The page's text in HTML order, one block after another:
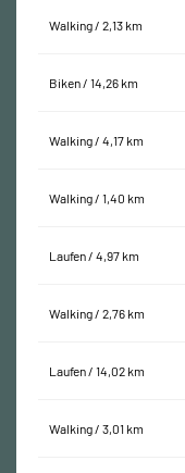
Walking / 2,13 km
Biken / 14,26 km
Walking / 4,17 km
Walking / 1,40 km
Laufen / 4,97 km
Walking / 2,76 km
Laufen / 14,02 km
Walking / 3,01 km